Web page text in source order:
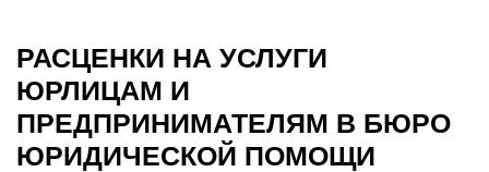
РАСЦЕНКИ НА УСЛУГИ
ЮРЛИЦАМ И
ПРЕДПРИНИМАТЕЛЯМ В БЮРО
ЮРИДИЧЕСКОЙ ПОМОЩИ